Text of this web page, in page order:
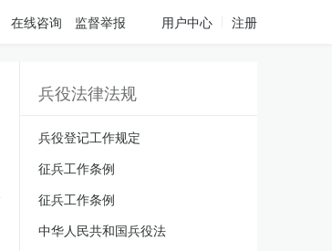
在线咨询 监督举报 用户中心 注册
兵役法律法规
兵役登记工作规定
征兵工作条例
征兵工作条例
中华人民共和国兵役法